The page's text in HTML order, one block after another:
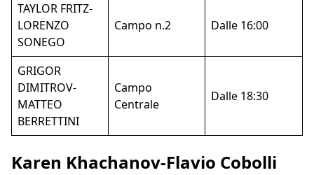
TAYLOR FRITZ-
LORENZO
SONEGO
Campo n.2 Dalle 16:00
GRIGOR
DIMITROV-
MATTEO
BERRETTINI
Campo
Centrale
Dalle 18:30
Karen Khachanov-Flavio Cobolli